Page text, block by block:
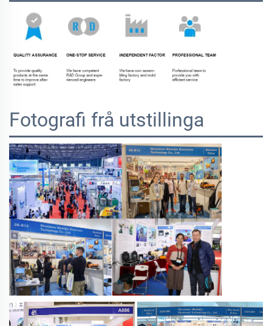
Fotografi frå utstillinga